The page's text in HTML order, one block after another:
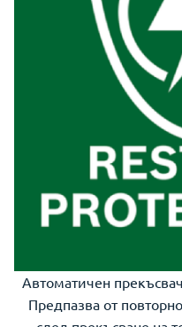
Автоматичен
Предпазва от